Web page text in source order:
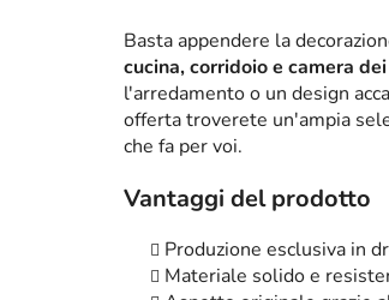
Basta appendere la
cucina, corridoio e camera
l'arredamento o un design
offerta troverete un'ampia
che fa per voi.
Vantaggi del prodotto
Produzione esclusiva in
Materiale solido e